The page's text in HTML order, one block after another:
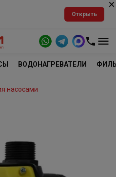
Открыть
ВОДОНАГРЕВАТЕЛИ
насосами